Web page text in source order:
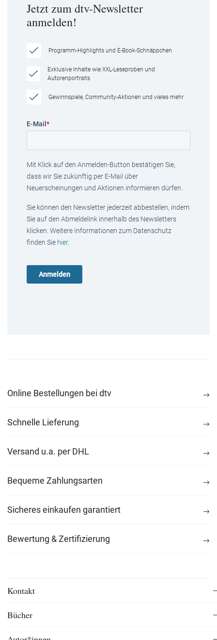
Jetzt zum dtv-Newsletter
anmelden!
Programm-Highlights und E-Book-Schnäppchen
Exklusive Inhalte wie XXL-Leseproben und
Autorenportraits
Gewinnspiele, Community-Aktionen und vieles mehr
E-Mail *
Mit Klick auf den Anmelden-Button bestätigen Sie,
dass wir Sie zukünftig per E-Mail über
Neuerscheinungen und Aktionen informieren dürfen.
Sie können den Newsletter jederzeit abbestellen, indem
Sie auf den Abmeldelink innerhalb des Newsletters
klicken. Weitere Informationen zum Datenschutz
finden Sie hier.
Online Bestellungen bei dtv
Schnelle Lieferung
Versand u.a. per DHL
Bequeme Zahlungsarten
Sicheres einkaufen garantiert
Bewertung & Zertifizierung
Kontakt
Bücher